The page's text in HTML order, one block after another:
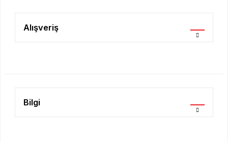
Ürün açıklamasında eksik bilgiler bulunuyor.
Alışveriş
Bilgi